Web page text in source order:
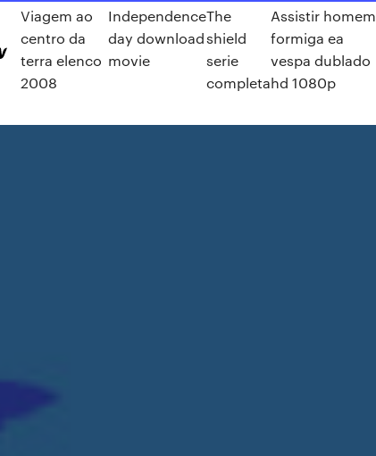
Viagem ao
centro da
terra elenco
2008
Independence
day download
movie
The
shield
serie
completa
Assistir homem
formiga ea
vespa dublado
hd 1080p